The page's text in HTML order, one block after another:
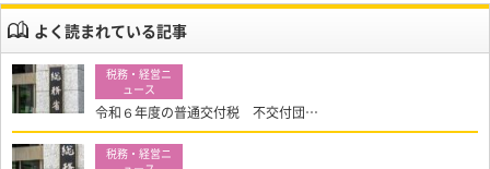
よく読まれている記事
令和６年度の普通交付税 不交付団…